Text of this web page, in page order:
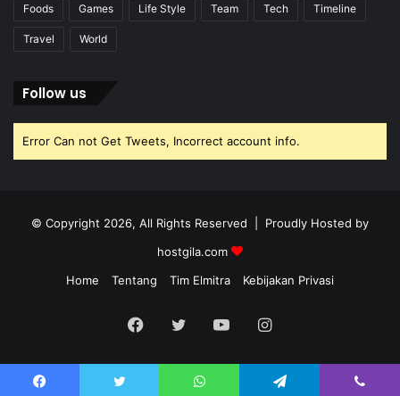
Foods Games Life Style Team Tech Timeline
Travel World
Follow us
Error Can not Get Tweets, Incorrect account info.
© Copyright 2026, All Rights Reserved | Proudly Hosted by
hostgila.com
Home
Tentang Tim Elmitra Kebijakan Privasi
Facebook
TwitterYouTubeInstagram